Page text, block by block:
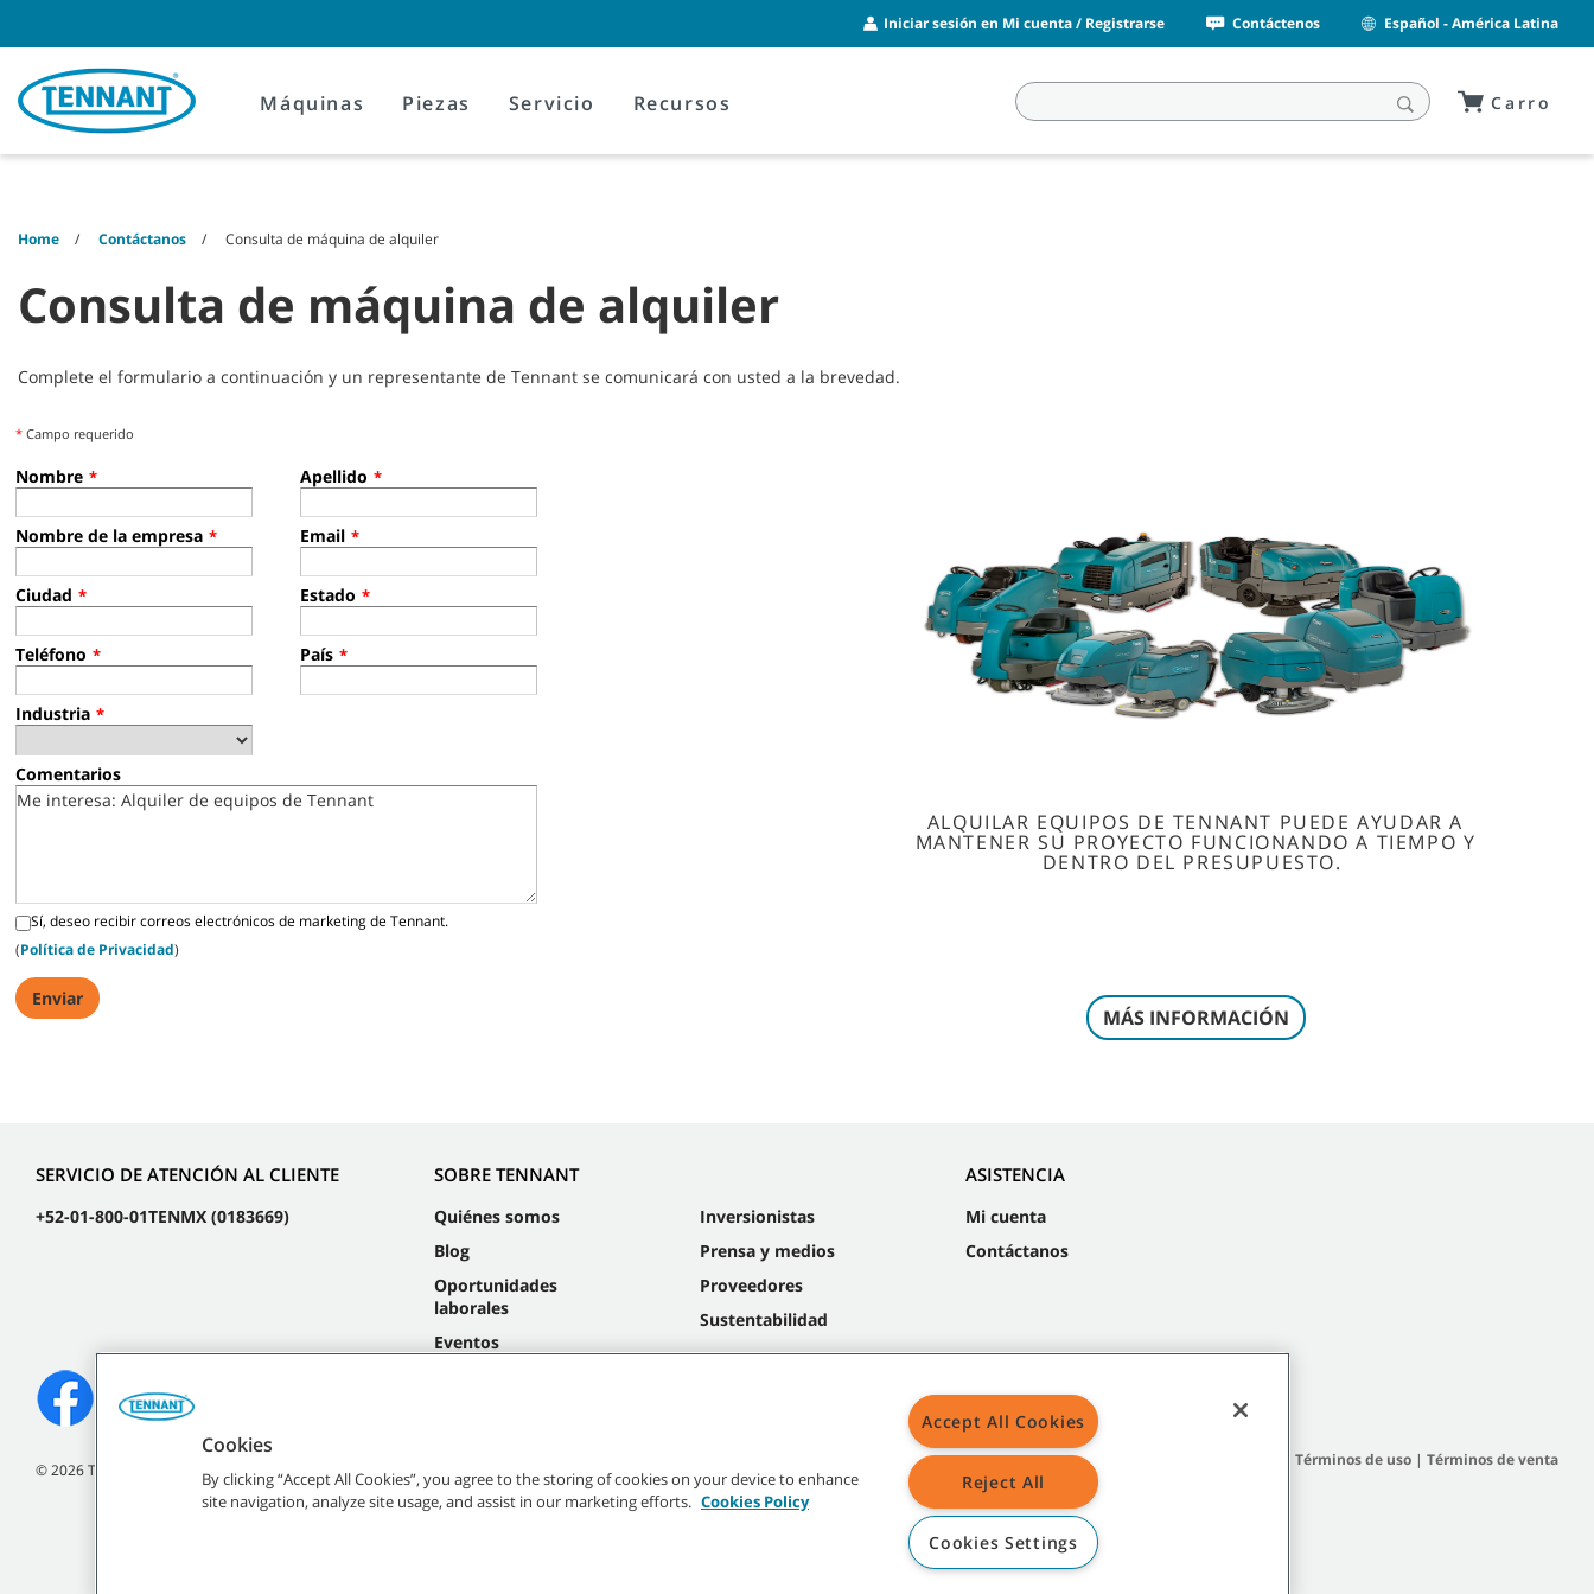
content
navigation
menu
Iniciar sesión en Mi cuenta / Registrarse Contáctenos Español - América Latina
Máquinas Piezas Servicio Recursos Carro
Home Contáctanos Consulta de máquina de alquiler
Consulta de máquina de alquiler
Complete el formulario a continuación y un representante de Tennant se comunicará con usted a la brevedad.
* Campo requerido
Nombre * Apellido *
Nombre de la empresa * Email *
Ciudad * Estado *
Teléfono * País *
Industria *
Comentarios
Sí, deseo recibir correos electrónicos de marketing de Tennant.
(Política de Privacidad)
ALQUILAR EQUIPOS DE TENNANT PUEDE AYUDAR A
MANTENER SU PROYECTO FUNCIONANDO A TIEMPO Y
DENTRO DEL PRESUPUESTO.
MÁS INFORMACIÓN
SERVICIO DE ATENCIÓN AL CLIENTE
+52-01-800-01TENMX (0183669)
SOBRE TENNANT
Quiénes somos
Blog
Oportunidades
laborales
Eventos
Inversionistas
Prensa y medios
Proveedores
Sustentabilidad
ASISTENCIA
Mi cuenta
Contáctanos
©2026Tennant Company. Todos los derechos reservados.
Mapa del sitio Términos de uso| Términos de venta
Todas las marcas registradas y logos de Tennant son propiedad de Tennant Company y/o sus compañías afiliadas o subsidiarias.
Cookies
By clicking “Accept All Cookies”, you agree to the storing of cookies on your device to enhance
site navigation, analyze site usage, and assist in our marketing efforts. Cookies Policy
Accept All Cookies
Reject All
Cookies Settings